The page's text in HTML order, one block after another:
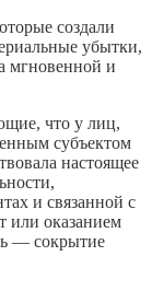
создали
убытки,
мгновенной и
что у лиц,
субъектом
настоящее
и связанной с
или оказанием
— сокрытие